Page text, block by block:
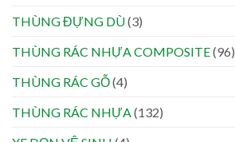
THÙNG ĐỰNG DÙ(3)
THÙNG RÁC NHỰA COMPOSITE(96)
THÙNG RÁC GỖ(4)
THÙNG RÁC NHỰA(132)